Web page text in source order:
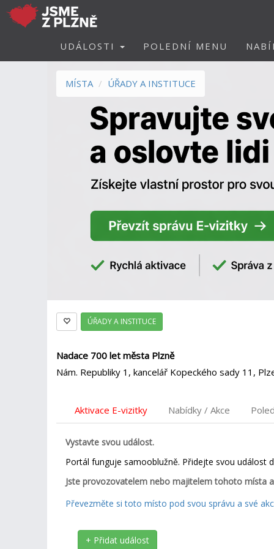
UDÁLOSTI POLEDNÍ MENU
MÍSTA ÚŘADY A INSTITUCE
ÚŘADY A INSTITUCE
Nadace 700 let města Plzně
Nám. Republiky 1, kancelář Kopeckého sady 11,
Aktivace E-vizitky Nabídky / Akce
Vystavte svou událost.
Portál funguje samooblužně. Přidejte svou událost
Jste provozovatelem nebo majitelem tohoto místa
Převezměte si toto místo pod svou správu a své
+ Přidat událost